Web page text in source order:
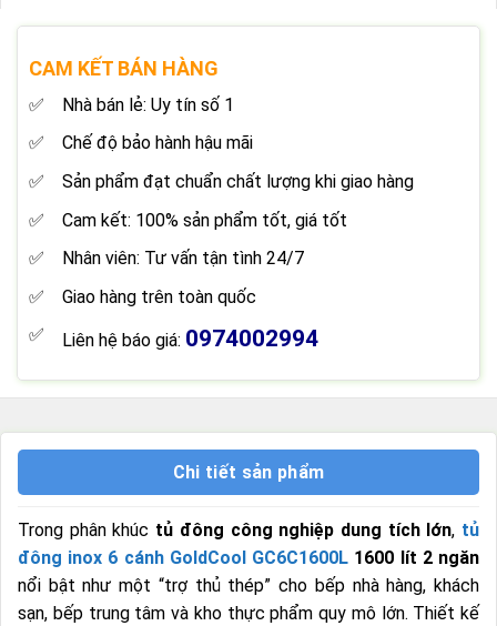
CAM KẾT BÁN HÀNG
Nhà bán lẻ: Uy tín số 1
Chế độ bảo hành hậu mãi
Sản phẩm đạt chuẩn chất lượng khi giao hàng
Cam kết: 100% sản phẩm tốt, giá tốt
Nhân viên: Tư vấn tận tình 24/7
Giao hàng trên toàn quốc
Liên hệ báo giá: 0974002994
Chi tiết sản phẩm
Trong phân khúc tủ đông công nghiệp dung tích lớn, tủ
đông inox 6 cánh GoldCool GC6C1600L 1600 lít 2 ngăn
nổi bật như một “trợ thủ thép” cho bếp nhà hàng, khách
sạn, bếp trung tâm và kho thực phẩm quy mô lớn. Thiết kế